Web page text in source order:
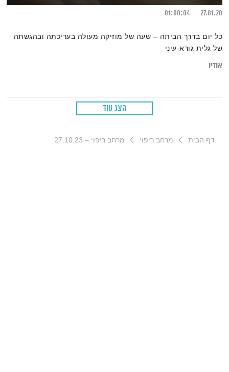
27.01.20
01:00:04
כל יום בדרך הביתה – שעה של מוזיקה מעולה בעריכתה ובהגשתה
של גלית גורא-עיני
אודיו
הצג עוד
דף הבית מרחב ריפוי מרחב ריפוי – 27.10.23